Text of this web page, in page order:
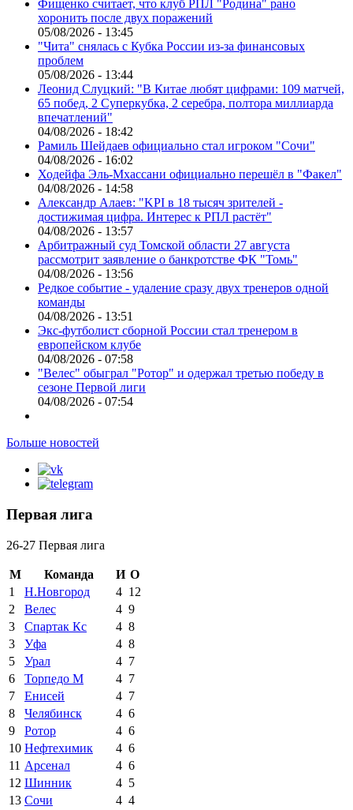
Фищенко считает, что клуб РПЛ "Родина" рано
хоронить после двух поражений
05/08/2026 - 13:45
"Чита" снялась с Кубка России из-за финансовых
проблем
05/08/2026 - 13:44
Леонид Слуцкий: "В Китае любят цифрами: 109 матчей,
65 побед, 2 Суперкубка, 2 серебра, полтора миллиарда
впечатлений"
04/08/2026 - 18:42
Рамиль Шейдаев официально стал игроком "Сочи"
04/08/2026 - 16:02
Ходейфа Эль-Мхассани официально перешёл в "Факел"
04/08/2026 - 14:58
Александр Алаев: "KPI в 18 тысяч зрителей -
достижимая цифра. Интерес к РПЛ растёт"
04/08/2026 - 13:57
Арбитражный суд Томской области 27 августа
рассмотрит заявление о банкротстве ФК "Томь"
04/08/2026 - 13:56
Редкое событие - удаление сразу двух тренеров одной
команды
04/08/2026 - 13:51
Экс-футболист сборной России стал тренером в
европейском клубе
04/08/2026 - 07:58
"Велес" обыграл "Ротор" и одержал третью победу в
сезоне Первой лиги
04/08/2026 - 07:54
Больше новостей
Первая лига
26-27 Первая лига
М Команда И О
1
Н.Новгород 4 12
2
Велес 4 9
3
Спартак Кс 4 8
3
Уфа 4 8
5
Урал 4 7
6
Торпедо М 4 7
7
Енисей 4 7
8
Челябинск 4 6
9
Ротор 4 6
10 Нефтехимик 4 6
11 Арсенал 4 6
12 Шинник 4 5
13 Сочи 4 4